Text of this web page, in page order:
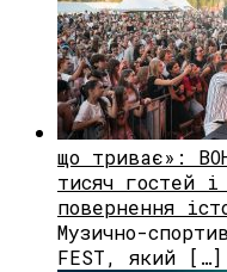
що триває»:
тисяч гостей
повернення
Музично-
FEST, який […]